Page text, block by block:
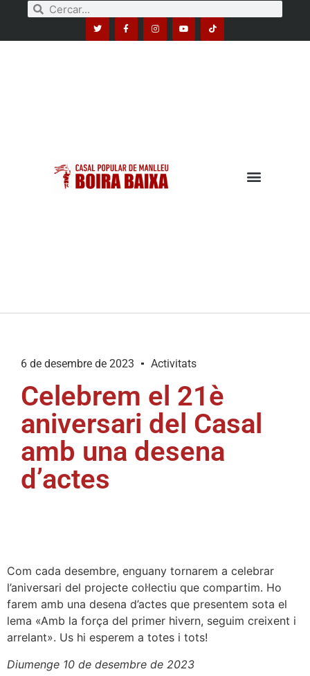
6 de desembre de 2023 Activitats
Celebrem el 21è
aniversari del Casal
amb una desena
d’actes
Com cada desembre, enguany tornarem a celebrar
l’aniversari del projecte col·lectiu que compartim. Ho
farem amb una desena d’actes que presentem sota el
lema «Amb la força del primer hivern, seguim creixent i
arrelant». Us hi esperem a totes i tots!
Diumenge 10 de desembre de 2023